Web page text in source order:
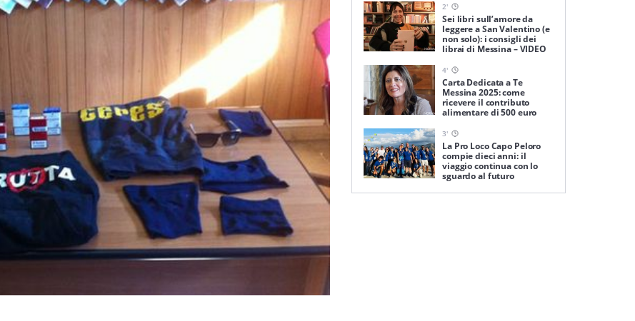
2'
Sei libri sull’amore da
leggere a San Valentino (e
non solo): i consigli dei
librai di Messina – VIDEO
4'
Carta Dedicata a Te
Messina 2025: come
ricevere il contributo
alimentare di 500 euro
3'
La Pro Loco Capo Peloro
compie dieci anni: il
viaggio continua con lo
sguardo al futuro